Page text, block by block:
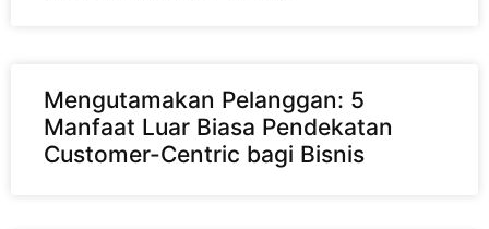
Mengutamakan Pelanggan: 5
Manfaat Luar Biasa Pendekatan
Customer-Centric bagi Bisnis